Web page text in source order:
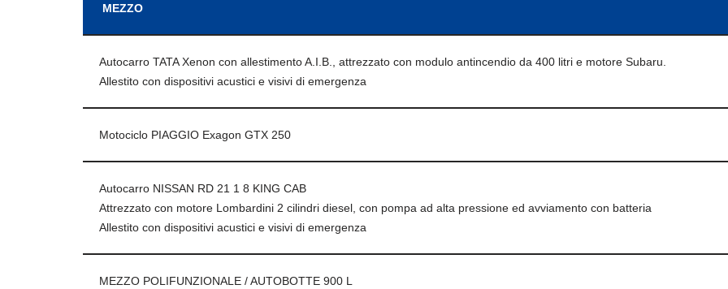
MEZZO
Autocarro TATA Xenon con allestimento A.I.B., attrezzato con modulo antincendio da 400 litri e motore Subaru.
Allestito con dispositivi acustici e visivi di emergenza
Motociclo PIAGGIO Exagon GTX 250
Autocarro NISSAN RD 21 1 8 KING CAB
Attrezzato con motore Lombardini 2 cilindri diesel, con pompa ad alta pressione ed avviamento con batteria
Allestito con dispositivi acustici e visivi di emergenza
MEZZO POLIFUNZIONALE / AUTOBOTTE 900 L